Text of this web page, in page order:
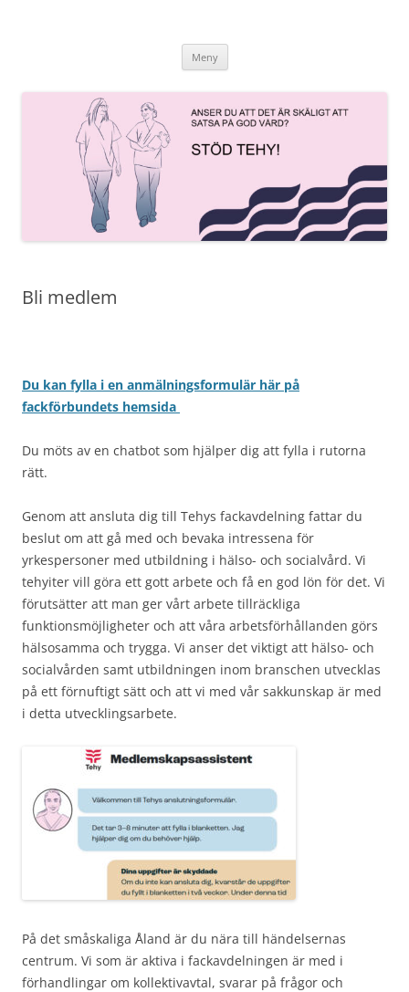
Meny
Bli medlem
Du kan fylla i en anmälningsformulär här på
fackförbundets hemsida
Du möts av en chatbot som hjälper dig att fylla i rutorna
rätt.
Genom att ansluta dig till Tehys fackavdelning fattar du
beslut om att gå med och bevaka intressena för
yrkespersoner med utbildning i hälso- och socialvård. Vi
tehyiter vill göra ett gott arbete och få en god lön för det. Vi
förutsätter att man ger vårt arbete tillräckliga
funktionsmöjligheter och att våra arbetsförhållanden görs
hälsosamma och trygga. Vi anser det viktigt att hälso- och
socialvården samt utbildningen inom branschen utvecklas
på ett förnuftigt sätt och att vi med vår sakkunskap är med
i detta utvecklingsarbete.
På det småskaliga Åland är du nära till händelsernas
centrum. Vi som är aktiva i fackavdelningen är med i
förhandlingar om kollektivavtal, svarar på frågor och